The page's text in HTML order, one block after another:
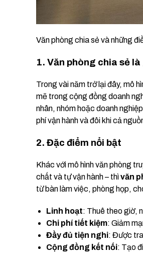
Văn phòng chia sẻ và những
1. Văn phòng chia sẻ là
Trong vài năm trở lại đây, mô
mẽ trong cộng đồng doanh
nhân, nhóm hoặc doanh
phí vận hành và đôi khi cả
2. Đặc điểm nổi bật
Khác với mô hình văn phòng
chất và tự vận hành – thìvăn
từ bàn làm việc, phòng họp,
Linh hoạt: Thuê theo giờ,
Chi phí tiết kiệm: Giảm
Đầy đủ tiện nghi: Được
Cộng đồng kết nối: Tạo